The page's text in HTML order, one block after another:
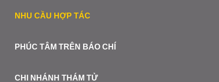
NHU CẦU HỢP TÁC
PHÚC TÂM TRÊN BÁO CHÍ
CHI NHÁNH THÁM TỬ